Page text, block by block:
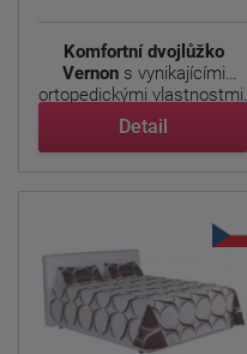
Komfortní dvojlůžko
Vernon s vynikajícími
ortopedickými vlastnostmi.
...
Detail